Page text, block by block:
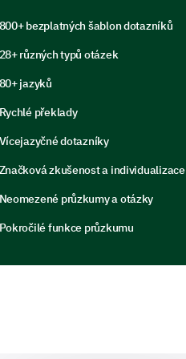
Let's discuss those.
800+ bezplatných šablon dotazníků
28+ různých typů otázek
80+ jazyků
Rychlé překlady
Vícejazyčné dotazníky
Značková zkušenost a individualizace
Neomezené průzkumy a otázky
Pokročilé funkce průzkumu